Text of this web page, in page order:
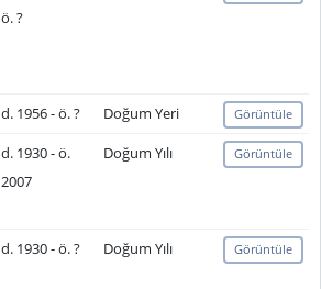
ö. ?
d. 1956 - ö. ? Doğum Yeri Görüntüle
d. 1930 - ö.
2007
Doğum Yılı Görüntüle
d. 1930 - ö. ? Doğum Yılı Görüntüle